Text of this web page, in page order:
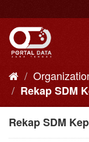
to
content
Rekap SDM
Rekap SDM